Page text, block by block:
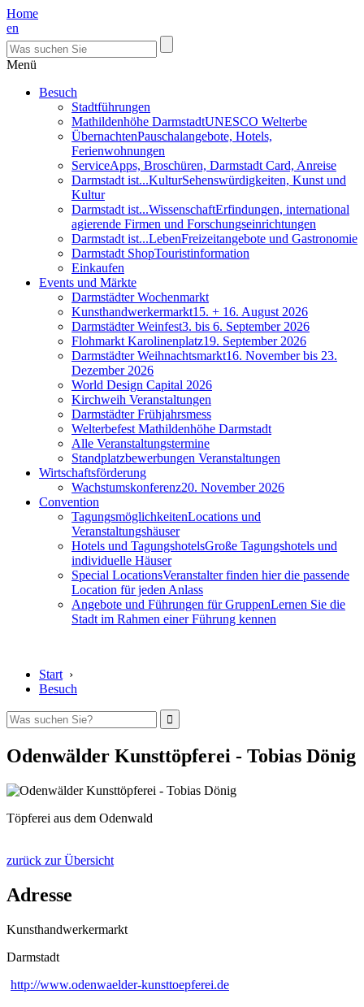
Home
en
Menü
Besuch
Stadtführungen
Mathildenhöhe DarmstadtUNESCO Welterbe
ÜbernachtenPauschalangebote, Hotels,
Ferienwohnungen
ServiceApps, Broschüren, Darmstadt Card, Anreise
Darmstadt ist...KulturSehenswürdigkeiten, Kunst und
Kultur
Darmstadt ist...WissenschaftErfindungen, international
agierende Firmen und Forschungseinrichtungen
Darmstadt ist...LebenFreizeitangebote und Gastronomie
Darmstadt ShopTouristinformation
Einkaufen
Events und Märkte
Darmstädter Wochenmarkt
Kunsthandwerkermarkt15. + 16. August 2026
Darmstädter Weinfest3. bis 6. September 2026
Flohmarkt Karolinenplatz19. September 2026
Darmstädter Weihnachtsmarkt16. November bis 23.
Dezember 2026
World Design Capital 2026
Kirchweih Veranstaltungen
Darmstädter Frühjahrsmess
Welterbefest Mathildenhöhe Darmstadt
Alle Veranstaltungstermine
Standplatzbewerbungen Veranstaltungen
Wirtschaftsförderung
Wachstumskonferenz20. November 2026
Convention
TagungsmöglichkeitenLocations und
Veranstaltungshäuser
Hotels und TagungshotelsGroße Tagungshotels und
individuelle Häuser
Special LocationsVeranstalter finden hier die passende
Location für jeden Anlass
Angebote und Führungen für GruppenLernen Sie die
Stadt im Rahmen einer Führung kennen
Start ›
Besuch
Odenwälder Kunsttöpferei - Tobias Dönig
Töpferei aus dem Odenwald
zurück zur Übersicht
Adresse
Kunsthandwerkermarkt
Darmstadt
http://www.odenwaelder-kunsttoepferei.de